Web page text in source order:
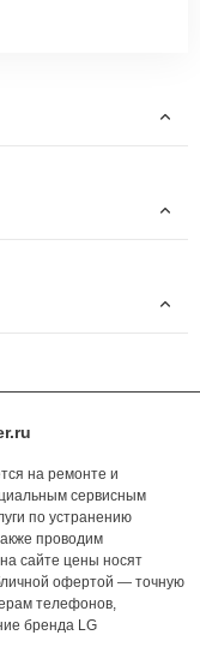
на ремонте и
сервисным
по устранению
проводим
сайте цены носят
офертой — точную
телефонов,
бренда LG